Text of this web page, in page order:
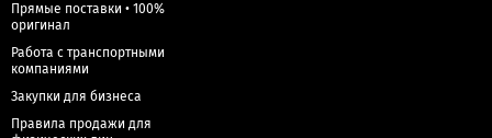
Прямые поставки • 100%
оригинал
Работа с транспортными
компаниями
Закупки для бизнеса
Правила продажи для